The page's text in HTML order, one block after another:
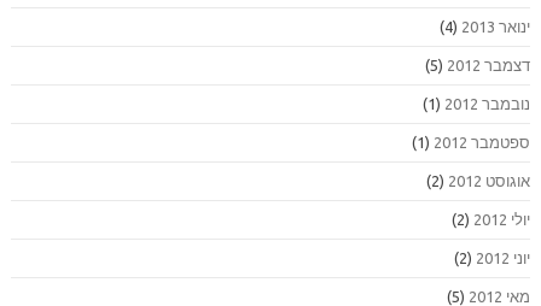
ינואר 2013 (4)
דצמבר 2012 (5)
נובמבר 2012 (1)
ספטמבר 2012 (1)
אוגוסט 2012 (2)
יולי 2012 (2)
יוני 2012 (2)
מאי 2012 (5)